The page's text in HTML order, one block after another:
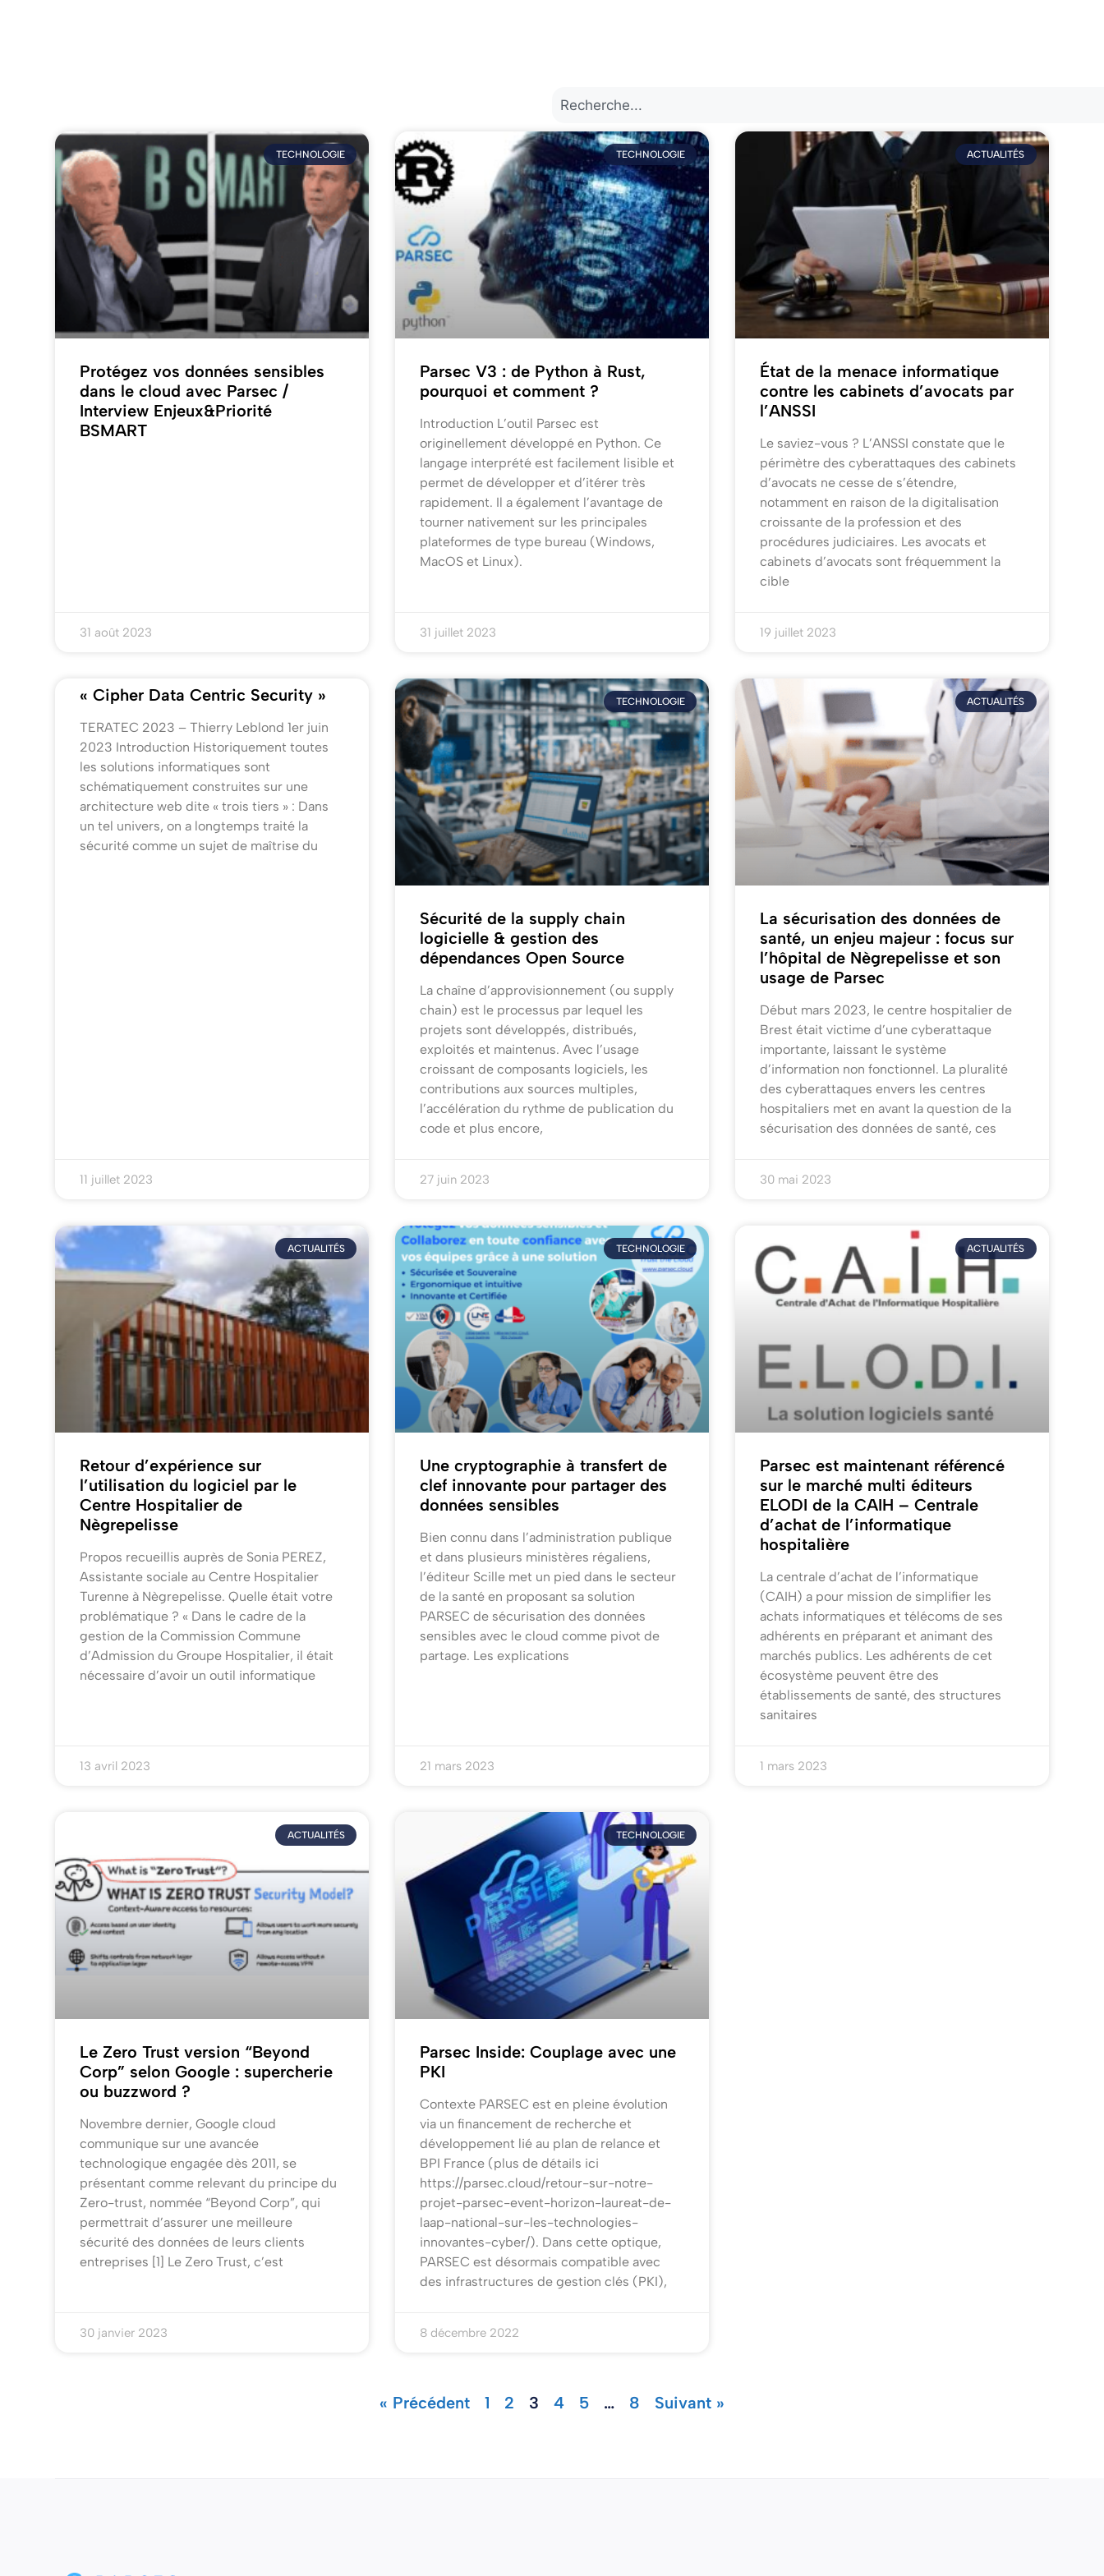
TECHNOLOGIE
Protégez vos données sensibles
dans le cloud avec Parsec /
Interview Enjeux&Priorité
BSMART
31 août 2023
TECHNOLOGIE
Parsec V3 : de Python à Rust,
pourquoi et comment ?
Introduction L’outil Parsec est
originellement développé en Python. Ce
langage interprété est facilement lisible et
permet de développer et d’itérer très
rapidement. Il a également l’avantage de
tourner nativement sur les principales
plateformes de type bureau (Windows,
MacOS et Linux).
31 juillet 2023
ACTUALITÉS
État de la menace informatique
contre les cabinets d’avocats par
l’ANSSI
Le saviez-vous ? L’ANSSI constate que le
périmètre des cyberattaques des cabinets
d’avocats ne cesse de s’étendre,
notamment en raison de la digitalisation
croissante de la profession et des
procédures judiciaires. Les avocats et
cabinets d’avocats sont fréquemment la
cible
19 juillet 2023
« Cipher Data Centric Security »
TERATEC 2023 – Thierry Leblond 1er juin
2023 Introduction Historiquement toutes
les solutions informatiques sont
schématiquement construites sur une
architecture web dite « trois tiers » : Dans
un tel univers, on a longtemps traité la
sécurité comme un sujet de maîtrise du
11 juillet 2023
TECHNOLOGIE
Sécurité de la supply chain
logicielle & gestion des
dépendances Open Source
La chaîne d’approvisionnement (ou supply
chain) est le processus par lequel les
projets sont développés, distribués,
exploités et maintenus. Avec l’usage
croissant de composants logiciels, les
contributions aux sources multiples,
l’accélération du rythme de publication du
code et plus encore,
27 juin 2023
ACTUALITÉS
La sécurisation des données de
santé, un enjeu majeur : focus sur
l’hôpital de Nègrepelisse et son
usage de Parsec
Début mars 2023, le centre hospitalier de
Brest était victime d’une cyberattaque
importante, laissant le système
d’information non fonctionnel. La pluralité
des cyberattaques envers les centres
hospitaliers met en avant la question de la
sécurisation des données de santé, ces
30 mai 2023
ACTUALITÉS
Retour d’expérience sur
l’utilisation du logiciel par le
Centre Hospitalier de
Nègrepelisse
Propos recueillis auprès de Sonia PEREZ,
Assistante sociale au Centre Hospitalier
Turenne à Nègrepelisse. Quelle était votre
problématique ? « Dans le cadre de la
gestion de la Commission Commune
d’Admission du Groupe Hospitalier, il était
nécessaire d’avoir un outil informatique
13 avril 2023
TECHNOLOGIE
Une cryptographie à transfert de
clef innovante pour partager des
données sensibles
Bien connu dans l’administration publique
et dans plusieurs ministères régaliens,
l’éditeur Scille met un pied dans le secteur
de la santé en proposant sa solution
PARSEC de sécurisation des données
sensibles avec le cloud comme pivot de
partage. Les explications
21 mars 2023
ACTUALITÉS
Parsec est maintenant référencé
sur le marché multi éditeurs
ELODI de la CAIH – Centrale
d’achat de l’informatique
hospitalière
La centrale d’achat de l’informatique
(CAIH) a pour mission de simplifier les
achats informatiques et télécoms de ses
adhérents en préparant et animant des
marchés publics. Les adhérents de cet
écosystème peuvent être des
établissements de santé, des structures
sanitaires
1 mars 2023
ACTUALITÉS
Le Zero Trust version “Beyond
Corp” selon Google : supercherie
ou buzzword ?
Novembre dernier, Google cloud
communique sur une avancée
technologique engagée dès 2011, se
présentant comme relevant du principe du
Zero-trust, nommée “Beyond Corp”, qui
permettrait d’assurer une meilleure
sécurité des données de leurs clients
entreprises [1] Le Zero Trust, c’est
30 janvier 2023
TECHNOLOGIE
Parsec Inside: Couplage avec une
PKI
Contexte PARSEC est en pleine évolution
via un financement de recherche et
développement lié au plan de relance et
BPI France (plus de détails ici
https://parsec.cloud/retour-sur-notre-
projet-parsec-event-horizon-laureat-de-
laap-national-sur-les-technologies-
innovantes-cyber/). Dans cette optique,
PARSEC est désormais compatible avec
des infrastructures de gestion clés (PKI),
8 décembre 2022
« Précédent 1 2 3 4 5 … 8 Suivant »